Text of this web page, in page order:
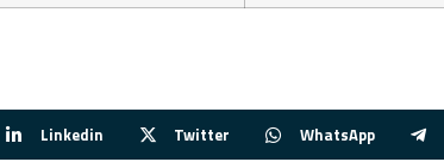
Linkedin Twitter WhatsApp